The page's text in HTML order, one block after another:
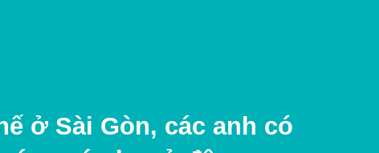
ở Sài Gòn, các anh có